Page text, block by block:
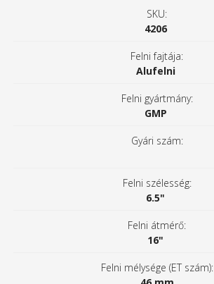
SKU:
4206
Felni fajtája:
Alufelni
Felni gyártmány:
GMP
Gyári szám:
Felni szélesség:
6.5"
Felni átmérő:
16"
Felni mélysége (ET szám):